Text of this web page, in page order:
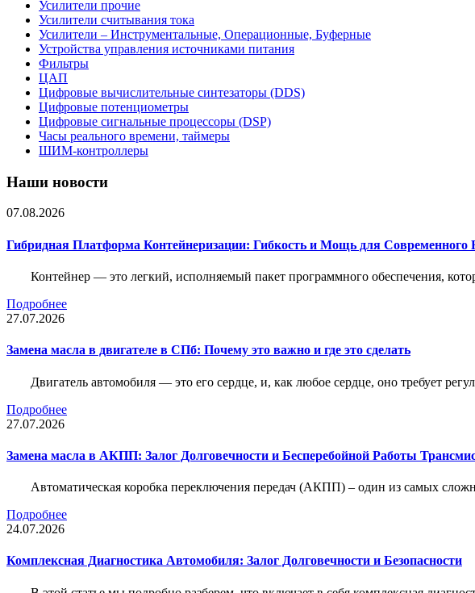
Усилители прочие
Усилители считывания тока
Усилители – Инструментальные, Операционные, Буферные
Устройства управления источниками питания
Фильтры
ЦАП
Цифровые вычислительные синтезаторы (DDS)
Цифровые потенциометры
Цифровые сигнальные процессоры (DSP)
Часы реального времени, таймеры
ШИМ-контроллеры
Наши новости
07.08.2026
Гибридная Платформа Контейнеризации: Гибкость и Мощь для Современного
Контейнер — это легкий, исполняемый пакет программного обеспечения,
Подробнее
27.07.2026
Замена масла в двигателе в СПб: Почему это важно и где это сделать
Двигатель автомобиля — это его сердце, и, как любое сердце, оно требует
Подробнее
27.07.2026
Замена масла в АКПП: Залог Долговечности и Бесперебойной Работы
Автоматическая коробка переключения передач (АКПП) – один из самых
Подробнее
24.07.2026
Комплексная Диагностика Автомобиля: Залог Долговечности и Безопасности